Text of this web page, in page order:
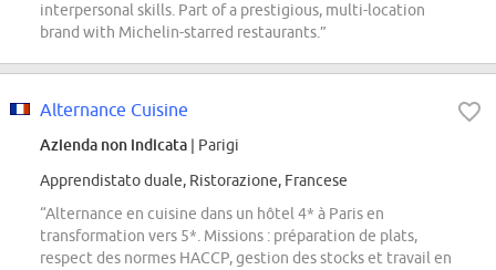
interpersonal skills. Part of a prestigious, multi-location
brand with Michelin-starred restaurants.”
Alternance Cuisine
Azienda non indicata | Parigi
Apprendistato duale, Ristorazione, Francese
“Alternance en cuisine dans un hôtel 4* à Paris en
transformation vers 5*. Missions : préparation de plats,
respect des normes HACCP, gestion des stocks et travail en